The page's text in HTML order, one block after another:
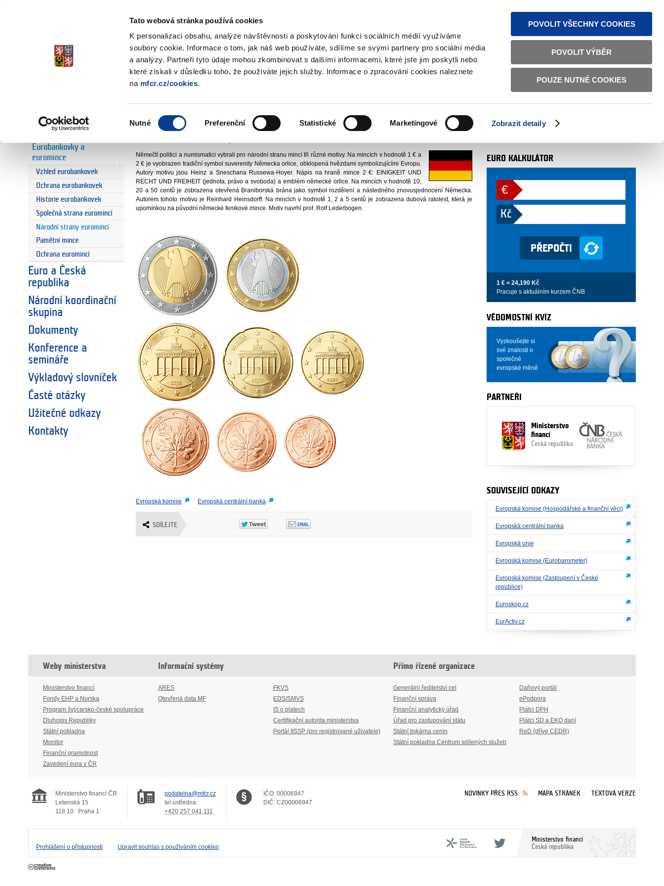
Tato webová stránka používá cookies
K personalizaci obsahu, analýze návštěvnosti a poskytování funkcí sociálních médií využíváme
soubory cookie. Informace o tom, jak náš web používáte, sdílíme se svými partnery pro sociální média
a analýzy. Partneři tyto údaje mohou zkombinovat s dalšími informacemi, které jste jim poskytli nebo
které získali v důsledku toho, že používáte jejich služby. Informace o zpracování cookies naleznete
na mfcr.cz/cookies.
souhlasu
Nutné Preferenční Statistické Marketingové Zobrazit detaily
POVOLIT VŠECHNY COOKIES
POVOLIT VÝBĚR
POUZE NUTNÉ COOKIES
TEXTOVÁ VERZE ČESKY ENGLISH
Bezplatná infolinka
Úvodní stránka
Eurozóna
Evropská centrální banka
Eurobankovky a
euromince
Vzhled eurobankovek
Ochrana eurobankovek
Historie eurobankovek
Společná strana euromincí
Národní strany euromincí
Pamětní mince
Ochrana euromincí
Euro a Česká
republika
Národní koordinační
skupina
Dokumenty
Konference a
semináře
Výkladový slovníček
Časté otázky
Užitečné odkazy
Kontakty
Úvodní stránka Euro Eurobankovky a euromince Národní strany euromincí Německo
Německo
prof. Ing. Oldřich Dědek, CSc.
národní koordinátor pro zavedení eura v ČR
Vydáno1. 12. 2013
Němečtí politici a numismatici vybrali pro národní stranu mincí tři různé motivy. Na mincích v hodnotě 1 € a
2 € je vyobrazen tradiční symbol suverenity Německa orlice, obklopená hvězdami symbolizujícími Evropu.
Autory motivu jsou Heinz a Sneschana Russewa-Hoyer. Nápis na hraně mince 2 €: EINIGKEIT UND
RECHT UND FREIHEIT (jednota, právo a svoboda) a emblém německé orlice. Na mincích v hodnotě 10,
20 a 50 centů je zobrazena otevřená Braniborská brána jako symbol rozdělení a následného znovusjednocení Německa.
Autorem tohoto motivu je Reinhard Heinsdorff. Na mincích v hodnotě 1, 2 a 5 centů je zobrazena dubová ratolest, která je
upomínkou na původní německé fenikové mince. Motiv navrhl prof. Rolf Lederbogen.
Evropská komise Evropská centrální banka
SDÍLEJTE
AUTOR
EURO KALKULÁTOR
€
Kč
1 € = 24,190 Kč
Pracuje s aktuálním kurzem ČNB
VĚDOMOSTNÍ KVÍZ
Vyzkoušejte si
své znalosti o
společné
evropské měně
PARTNEŘI
Ministerstvo
financí
Česká republika
SOUVISEJÍCÍ ODKAZY
Evropská komise (Hospodářské a finanční věci)
Evropská centrální banka
Evropská unie
Evropská komise (Eurobarometer)
Evropská komise (Zastoupení v České
republice)
Euroskop.cz
EurActiv.cz
Weby ministerstva
Ministerstvo financí
Fondy EHP a Norska
Program švýcarsko-české spolupráce
Dluhopis Republiky
Státní pokladna
Monitor
Finanční gramotnost
Zavedení eura v ČR
Informační systémy
ARES
Otevřená data MF
FKVS
EDS/SMVS
IS o platech
Certifikační autorita ministerstva
Portál IISSP (pro registrované uživatele)
Přímo řízené organizace
Generální ředitelství cel
Finanční správa
Finanční analytický úřad
Úřad pro zastupování státu
Státní tiskárna cenin
Státní pokladna Centrum sdílených služeb
Daňový portál
ePodpora
Plátci DPH
Plátci SD a EKO daní
ReD (dříve CEDR)
Ministerstvo financí ČR
Letenská 15
118 10
Praha 1
podatelna@mfcr.cz
tel.ústředna:
+420 257 041 111
IČO: 00006947
DIČ: CZ00006947
NOVINKY PŘES RSS MAPA STRÁNEK TEXTOVÁ VERZE
Prohlášení o přístupnosti Upravit souhlas s používáním cookies
Ministerstvo financí
Česká republika